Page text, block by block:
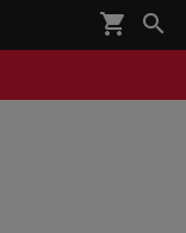
shopping_cart 
